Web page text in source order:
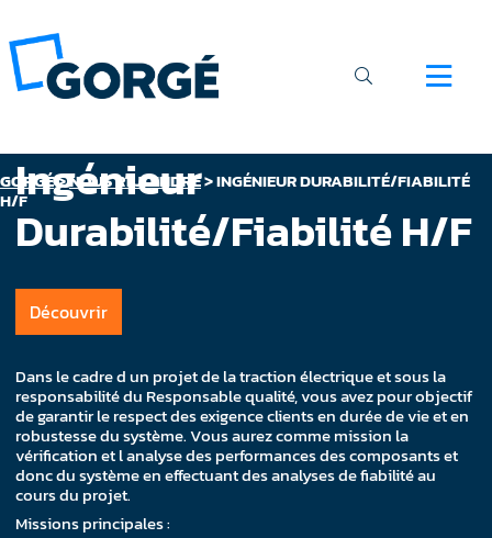
GORGÉ>NOUS REJOINDRE>INGÉNIEUR DURABILITÉ/FIABILITÉ
H/FIngénieur
Durabilité/Fiabilité H/F
Découvrir
Dans le cadre d un projet de la traction électrique et sous la
responsabilité du Responsable qualité, vous avez pour objectif
de garantir le respect des exigence clients en durée de vie et en
robustesse du système. Vous aurez comme mission la
vérification et l analyse des performances des composants et
donc du système en effectuant des analyses de fiabilité au
cours du projet.
Missions principales :